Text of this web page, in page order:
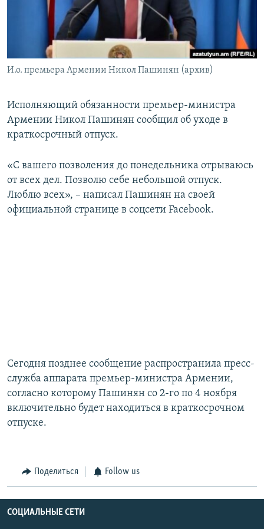
Հայերեն
Русский
Все сайты Радио Азатутюн
И.о. премьера Армении Никол Пашинян (архив)
Исполняющий обязанности премьер-министра
Армении Никол Пашинян сообщил об уходе в
краткосрочный отпуск.
«С вашего позволения до понедельника отрываюсь
от всех дел. Позволю себе небольшой отпуск.
Люблю всех», – написал Пашинян на своей
официальной странице в соцсети Facebook.
Сегодня позднее сообщение распространила пресс-
служба аппарата премьер-министра Армении,
согласно которому Пашинян со 2-го по 4 ноября
включительно будет находиться в краткосрочном
отпуске.
Поделиться Follow us
СОЦИАЛЬНЫЕ СЕТИ